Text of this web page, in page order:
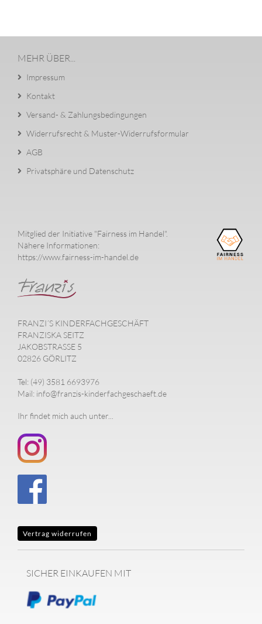
MEHR ÜBER...
Impressum
Kontakt
Versand- & Zahlungsbedingungen
Widerrufsrecht & Muster-Widerrufsformular
AGB
Privatsphäre und Datenschutz
Mitglied der Initiative "Fairness im Handel".
Nähere Informationen:
https://www.fairness-im-handel.de
FRANZI´S KINDERFACHGESCHÄFT
FRANZISKA SEITZ
JAKOBSTRASSE 5
02826 GÖRLITZ
Tel: (49) 3581 6693976
Mail: info@franzis-kinderfachgeschaeft.de
Ihr findet mich auch unter...
Vertrag widerrufen
SICHER EINKAUFEN MIT